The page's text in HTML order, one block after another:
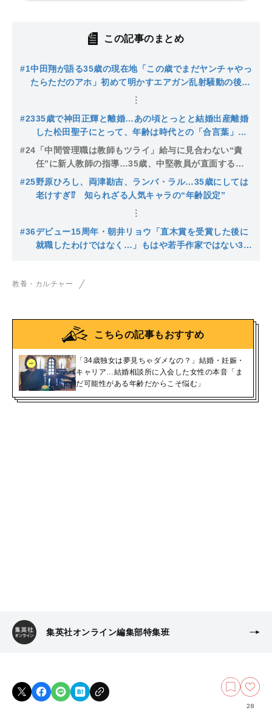
この記事のまとめ
#1中田翔が語る35歳の現在地「この歳でまだヤンチャやっ
たらただのアホ」初めて明かすエアガン乱射騒動の後悔
#2335歳で神田正輝と離婚…あの頃とっとと結婚出産離婚
した松田聖子にとって、年齢は時代との「合言葉」な
のである
#24 「中間管理職は教師もツライ」給与に見合わない“責
任”に新人教師の指導…35歳、中堅教員が直面する３
つの変化
#25野原ひろし、両津勘吉、ランバ・ラル…35歳にしては
老けすぎ⁉ 知られざる人気キャラの“年齢設定”
#36デビュー15周年・朝井リョウ「直木賞を受賞した後に
就職したわけではなく…」もはや若手作家ではない35
教養・カルチャー
こちらの記事もおすすめ
「34歳独女は夢見ちゃダメなの？」結婚・妊娠・
キャリア…結婚相談所に入会した女性の本音「ま
だ可能性がある年齢だからこそ悩む」
集英社オンライン編集部特集班
28